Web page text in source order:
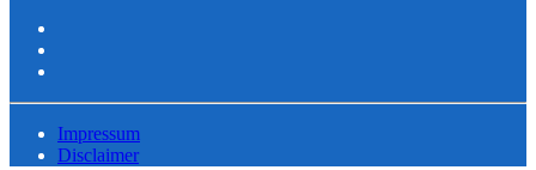
Impressum
Disclaimer